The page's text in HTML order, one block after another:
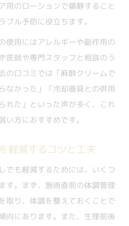
用のローションで鎮静すること
ブル予防に役立ちます。
使用にはアレルギーや副作用の
医師や専門スタッフと相談のう
の口コミでは「麻酔クリームで
なかった」「冷却器具との併用
れた」といった声が多く、これ
い方におすすめです。
軽減するコツと工夫
でも軽減するためには、いくつ
す。まず、施術直前の体調管理
取り、体調を整えておくことで
向にあります。また、生理前後